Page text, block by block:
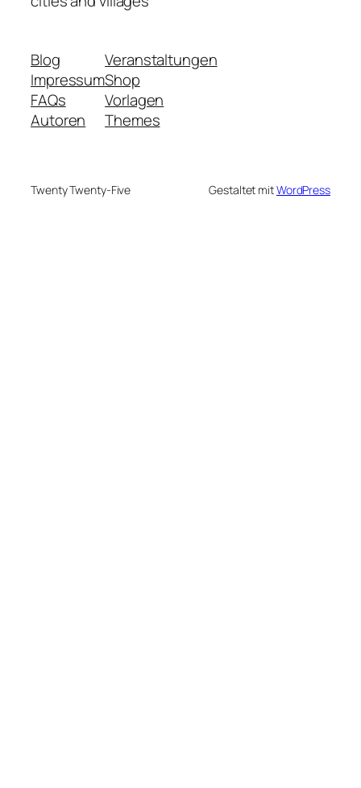
Blog
Impressum
FAQs
Autoren
Veranstaltungen
Shop
Vorlagen
Themes
Twenty Twenty-Five Gestaltet mitWordPress